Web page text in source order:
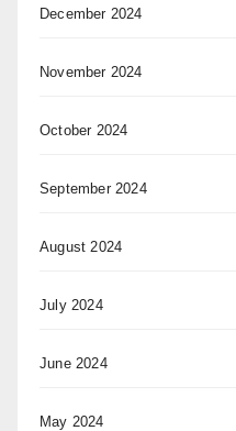
December 2024
November 2024
October 2024
September 2024
August 2024
July 2024
June 2024
May 2024